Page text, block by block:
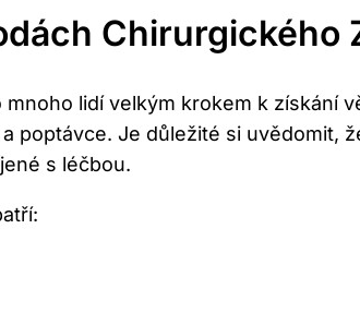
Chirurgického
lidí velkým krokem k získání
poptávce. Je důležité si uvědomit,
s léčbou.